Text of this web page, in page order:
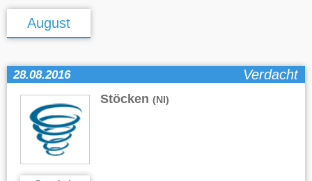
August
28.08.2016 Verdacht
Stöcken (NI)